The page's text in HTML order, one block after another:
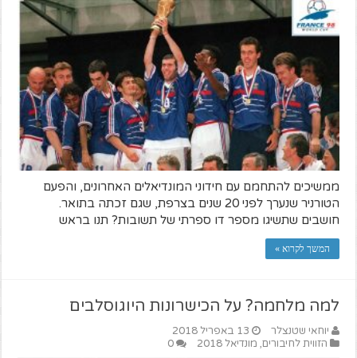
ממשיכים להתחמם עם חידוני המונדיאלים האחרונים, והפעם
הטורניר שנערך לפני 20 שנים בצרפת, שגם זכתה בתואר.
חושבים שתשיגו מספר דו ספרתי של תשובות? תנו בראש
המשך לקרוא »
למה מלחמה? על הכישרונות היוגוסלבים
יוחאי שטנצלר
13 באפריל 2018
הזווית לחיבורים, מונדיאל 2018 0